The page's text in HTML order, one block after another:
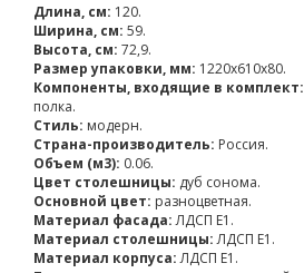
Длина, см: 120.
Ширина, см: 59.
Высота, см: 72,9.
Размер упаковки, мм: 1220x610x80.
Компоненты, входящие в комплект:
полка.
Стиль: модерн.
Страна-производитель: Россия.
Объем (м3): 0.06.
Цвет столешницы: дуб сонома.
Основной цвет: разноцветная.
Материал фасада:ЛДСП Е1.
Материал столешницы:ЛДСП Е1.
Материал корпуса:ЛДСП Е1.